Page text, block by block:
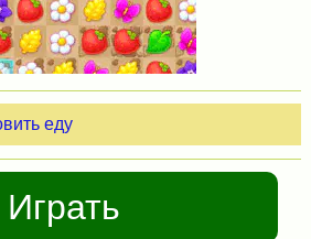
еду
Играть